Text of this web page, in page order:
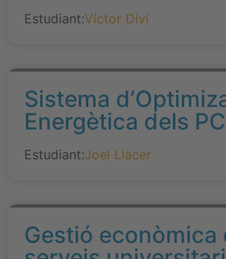
Estudiant:Víctor Diví
Sistema
Energètica dels
Estudiant:Joel Llàcer
Gestió econòmica